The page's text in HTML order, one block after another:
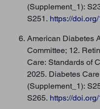
(Supplement_1):
S251. https://
American Diabetes
Committee; 12.
Care: Standards of
2025. Diabetes
(Supplement_1):
S265. https://